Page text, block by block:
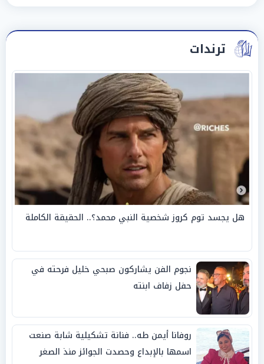
ترندات
هل يجسد توم كروز شخصية النبي محمد؟.. الحقيقة الكاملة
نجوم الفن يشاركون صبحي خليل فرحته في
حفل زفاف ابنته
روفانا أيمن طه.. فنانة تشكيلية شابة صنعت
اسمها بالإبداع وحصدت الجوائز منذ الصغر